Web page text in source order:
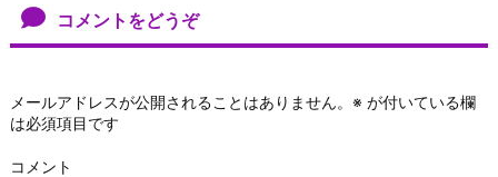
コメントをどうぞ
メールアドレスが公開されることはありません。 ※ が付いている欄
は必須項目です
コメント